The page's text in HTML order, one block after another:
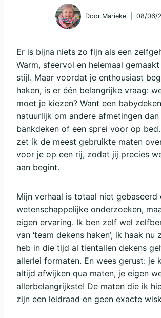
Door Marieke 08/06/
Er is bijna niets zo fijn als een
Warm, sfeervol en helemaal
stijl. Maar voordat je enthousiast
haken, is er één belangrijke vraag:
moet je kiezen? Want een
natuurlijk om andere afmetingen
bankdeken of een sprei voor op
zet ik de meest gebruikte maten
voor je op een rij, zodat jij precies
aan begint.
Mijn verhaal is totaal niet gebaseerd
wetenschappelijke onderzoeken,
eigen ervaring. Ik ben zelf wel
van ‘team dekens haken’; ik haak nu
heb in die tijd al tientallen dekens
allerlei formaten. En wees gerust: je
altijd afwijken qua maten, je eigen
allerbelangrijkste! De maten die ik
zijn een leidraad en geen exacte